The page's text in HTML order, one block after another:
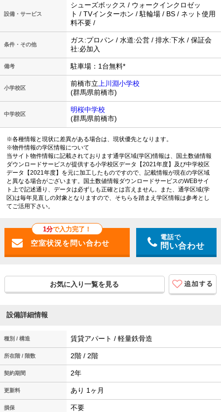
設備・サービス
シューズボックス / ウォークインクロゼッ
ト / TVインターホン / 駐輪場 / BS / ネット使用
料不要 /
条件・その他
ガス:プロパン / 水道:公営 / 排水:下水 / 保証会
社:必加入
備考 駐車場：1台無料*
小学校区
前橋市立 上川淵小学校
(群馬県前橋市)
中学校区
明桜中学校
(群馬県前橋市)
※各種情報と現状に差異がある場合は、現状優先となります。
※物件情報の学区情報について
当サイト物件情報に記載されております通学区域(学区)情報は、国土数値情報
ダウンロードサービスが提供する小学校区データ【2021年度】及び中学校区
データ【2021年度】を元に加工したものですので、記載情報が現在の学区域
と異なる場合がございます。国土数値情報ダウンロードサービスのWEBサイ
ト上で記述通り、データは必ずしも正確とは言えません。また、通学区域(学
区)は毎年見直しの対象となりますので、そちらを踏まえ学区情報は参考とし
てご活用下さい。
1分で入力完了！
電話で
問い合わせ
お気に入り一覧を見る
設備詳細情報
種別 / 構造 賃貸アパート / 軽量鉄骨造
所在階 / 階数 2階 / 2階
契約期間 2年
更新料 あり 1ヶ月
損保 不要